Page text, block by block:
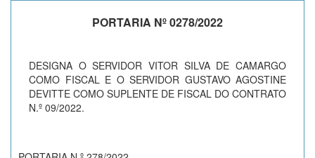
PORTARIA Nº 0278/2022
DESIGNA O SERVIDOR VITOR SILVA DE CAMARGO
COMO FISCAL E O SERVIDOR GUSTAVO AGOSTINE
DEVITTE COMO SUPLENTE DE FISCAL DO CONTRATO
N.º 09/2022.